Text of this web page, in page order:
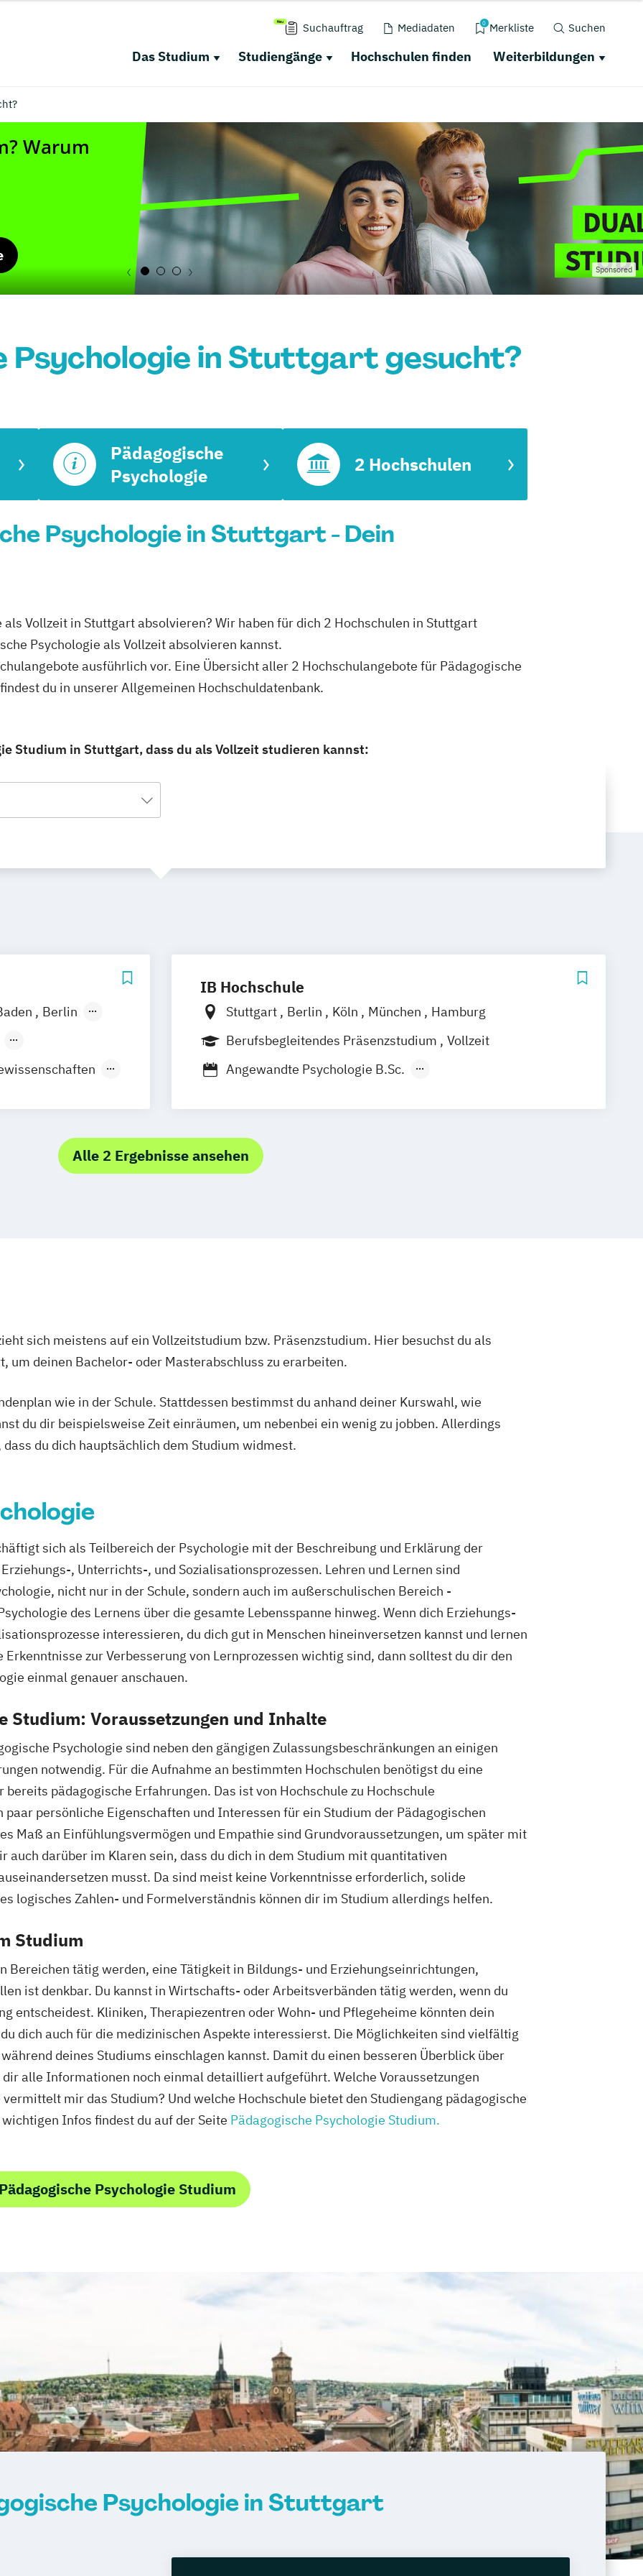
Suchauftrag Mediadaten 0 Merkliste Suchen
Das Studium Studiengänge Hochschulen finden Weiterbildungen
Sponsored
Psychologie in Stuttgart gesucht?
Pädagogische
Psychologie
2 Hochschulen
Psychologie in Stuttgart - Dein
Vollzeit in Stuttgart absolvieren? Wir haben für dich 2 Hochschulen in Stuttgart
Psychologie als Vollzeit absolvieren kannst.
ausführlich vor. Eine Übersicht aller 2 Hochschulangebote für Pädagogische
du in unserer Allgemeinen Hochschuldatenbank.
Studium in Stuttgart, dass du als Vollzeit studieren kannst:
Berlin
Wuppertal
in der
und
IB Hochschule
Stuttgart Berlin Köln München
Hamburg
Berufsbegleitendes Präsenzstudium
Vollzeit
Angewandte Psychologie B.Sc.
Logopädie Physiotherapie Digital Health B.Sc.
Health Care Education / Gesundheitspädagogik B.A.
Psychologie M.Sc.
Alle 2 Ergebnisse ansehen
sich meistens auf ein Vollzeitstudium bzw. Präsenzstudium. Hier besuchst du als
um deinen Bachelor- oder Masterabschluss zu erarbeiten.
wie in der Schule. Stattdessen bestimmst du anhand deiner Kurswahl, wie
du dir beispielsweise Zeit einräumen, um nebenbei ein wenig zu jobben. Allerdings
du dich hauptsächlich dem Studium widmest.
sich als Teilbereich der Psychologie mit der Beschreibung und Erklärung der
, Unterrichts-, und Sozialisationsprozessen. Lehren und Lernen sind
nicht nur in der Schule, sondern auch im außerschulischen Bereich -
des Lernens über die gesamte Lebensspanne hinweg. Wenn dich Erziehungs-
interessieren, du dich gut in Menschen hineinversetzen kannst und lernen
zur Verbesserung von Lernprozessen wichtig sind, dann solltest du dir den
einmal genauer anschauen.
Studium: Voraussetzungen und Inhalte
Psychologie sind neben den gängigen Zulassungsbeschränkungen an einigen
notwendig. Für die Aufnahme an bestimmten Hochschulen benötigst du eine
pädagogische Erfahrungen. Das ist von Hochschule zu Hochschule
persönliche Eigenschaften und Interessen für ein Studium der Pädagogischen
Maß an Einfühlungsvermögen und Empathie sind Grundvoraussetzungen, um später mit
auch darüber im Klaren sein, dass du dich in dem Studium mit quantitativen
musst. Da sind meist keine Vorkenntnisse erforderlich, solide
logisches Zahlen- und Formelverständnis können dir im Studium allerdings helfen.
Studium
Bereichen tätig werden, eine Tätigkeit in Bildungs- und Erziehungseinrichtungen,
ist denkbar. Du kannst in Wirtschafts- oder Arbeitsverbänden tätig werden, wenn du
entscheidest. Kliniken, Therapiezentren oder Wohn- und Pflegeheime könnten dein
dich auch für die medizinischen Aspekte interessierst. Die Möglichkeiten sind vielfältig
deines Studiums einschlagen kannst. Damit du einen besseren Überblick über
alle Informationen noch einmal detailliert aufgeführt. Welche Voraussetzungen
mir das Studium? Und welche Hochschule bietet den Studiengang pädagogische
Infos findest du auf der Seite Pädagogische Psychologie Studium.
Psychologie Studium
Psychologie in Stuttgart